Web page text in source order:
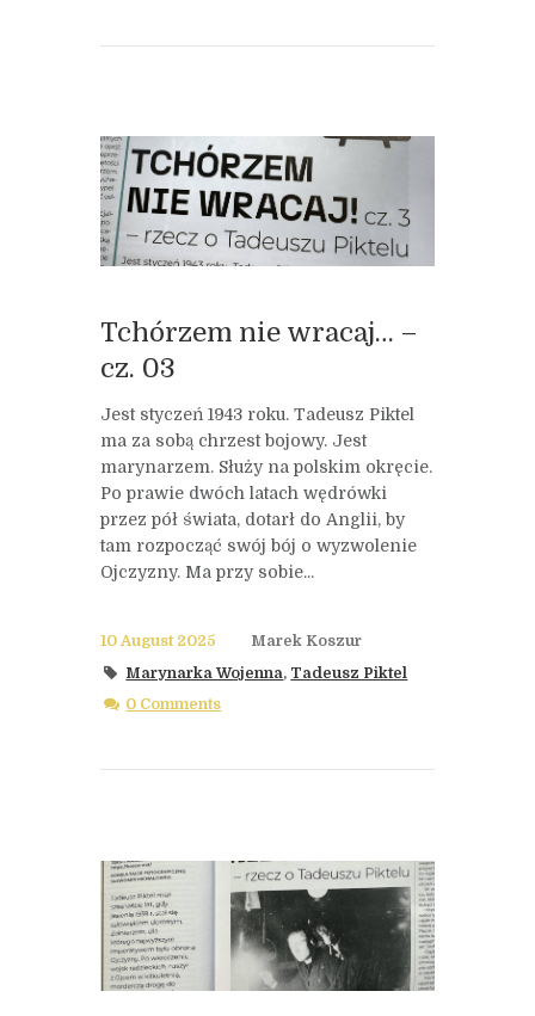
Tchórzem nie wracaj… –
cz. 03
Jest styczeń 1943 roku. Tadeusz Piktel
ma za sobą chrzest bojowy. Jest
marynarzem. Służy na polskim okręcie.
Po prawie dwóch latach wędrówki
przez pół świata, dotarł do Anglii, by
tam rozpocząć swój bój o wyzwolenie
Ojczyzny. Ma przy sobie...
10 August 2025
Marek Koszur
Marynarka Wojenna, Tadeusz Piktel
0 Comments